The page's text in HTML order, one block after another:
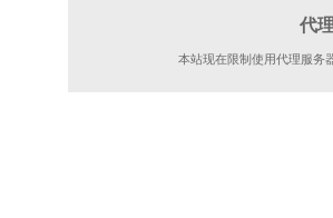
代
本站现在限制使用代理服务